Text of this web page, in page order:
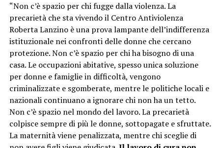
“Non c’è spazio per chi fugge dalla violenza. La
precarietà che sta vivendo il Centro Antiviolenza
Roberta Lanzino è una prova lampante dell’indifferenza
istituzionale nei confronti delle donne che cercano
protezione. Non c’è spazio per chi ha bisogno di una
casa. Le occupazioni abitative, spesso unica soluzione
per donne e famiglie in difficoltà, vengono
criminalizzate e sgomberate, mentre le politiche locali e
nazionali continuano a ignorare chi non ha un tetto.
Non c’è spazio nel mondo del lavoro. La precarietà
colpisce sempre di più le donne, sottopagate e sfruttate.
La maternità viene penalizzata, mentre chi sceglie di